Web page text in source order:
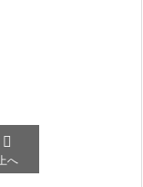

上へ